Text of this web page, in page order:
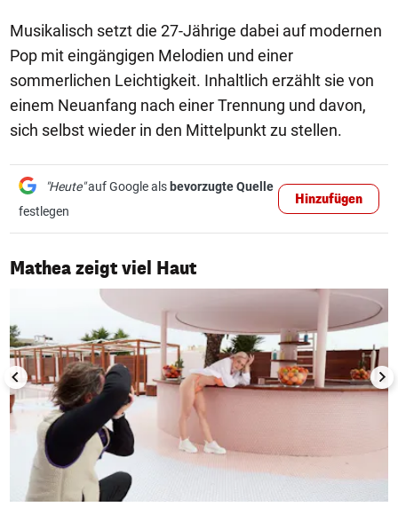
Musikalisch setzt die 27-Jährige dabei auf modernen
Pop mit eingängigen Melodien und einer
sommerlichen Leichtigkeit. Inhaltlich erzählt sie von
einem Neuanfang nach einer Trennung und davon,
sich selbst wieder in den Mittelpunkt zu stellen.
"Heute"auf Google als bevorzugte Quelle
festlegen
Hinzufügen
Mathea zeigt viel Haut
1/3